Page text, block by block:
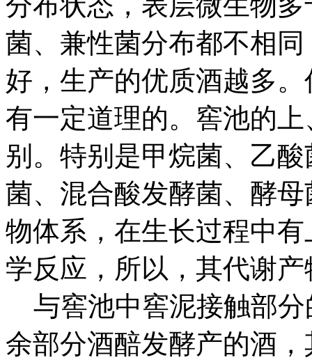
菌、兼性菌分布都不相
好，生产的优质酒越多
有一定道理的。窖池的
别。特别是甲烷菌、乙
菌、混合酸发酵菌、酵
物体系，在生长过程中
学反应，所以，其代谢
与窖池中窖泥接触部分
余部分酒醅发酵产的酒